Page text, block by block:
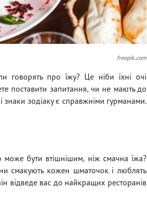
freepik.com
говорять про їжу? Це ніби їхні очі
поставити запитання, чи не мають до
знаки зодіаку є справжніми гурманами.
бути втішнішим, ніж смачна їжа?
смакують кожен шматочок і люблять
відведе вас до найкращих ресторанів